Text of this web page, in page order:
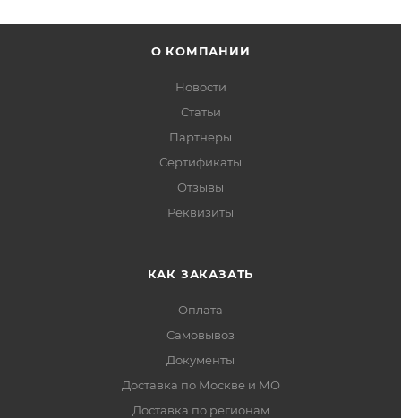
О КОМПАНИИ
Новости
Статьи
Партнеры
Сертификаты
Отзывы
Реквизиты
КАК ЗАКАЗАТЬ
Оплата
Самовывоз
Документы
Доставка по Москве и МО
Доставка по регионам